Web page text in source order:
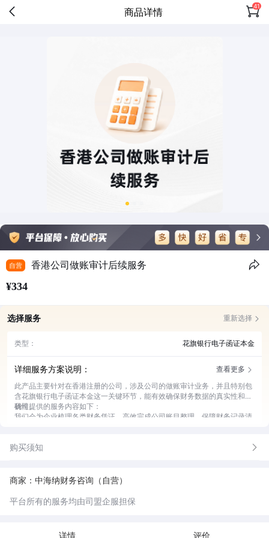
商品详情 41
自营 香港公司做账审计后续服务
¥334
选择服务 重新选择
类型： 花旗银行电子函证本金
详细服务方案说明：
查看更多
此产品主要针对在香港注册的公司，涉及公司的做账审计业务，并且特别包
含花旗银行电子函证本金这一关键环节，能有效确保财务数据的真实性和准
确性。
我司提供的服务内容如下：
我们会为企业梳理各类财务凭证，高效完成公司账目整理，保障财务记录清
告。
针对审计中发现的问题，为企业提供专业的财务优化建议，助力企业健康发
购买须知
商家：中海纳财务咨询（自营）
平台所有的服务均由司盟企服担保
详情 评价